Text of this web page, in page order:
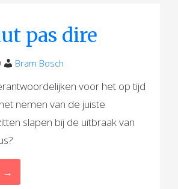
pas dire
Bram Bosch
voor het op tijd
nemen van de juiste
slapen bij de uitbraak van
→